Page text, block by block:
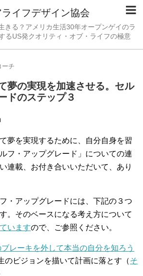
イフデザイン協会
きる？アメリカ生活30年オープンゲイのラ
るUS発クオリティ・オブ・ライフの極意
ーチ
夢の実現を加速させる。セル
ドのステップ３
夢を実現するために、自分自身を習
フ・アップグレード」についての連
連載、お付き合いいただいて、あり
・アップグレードには、下記の３つ
。そのベースになる考え方について
いますので、ご参照ください。
レーキを外して本当の自分を知ろう
ビジョンを描いて計画に落とす（そ